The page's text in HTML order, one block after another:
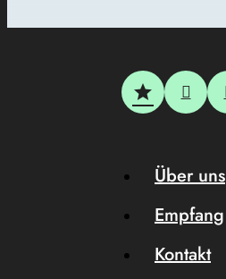
Über uns
Empfang
Kontakt